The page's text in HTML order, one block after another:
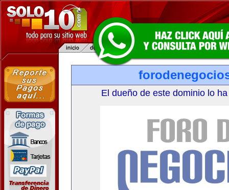
El dueño de este dominio lo